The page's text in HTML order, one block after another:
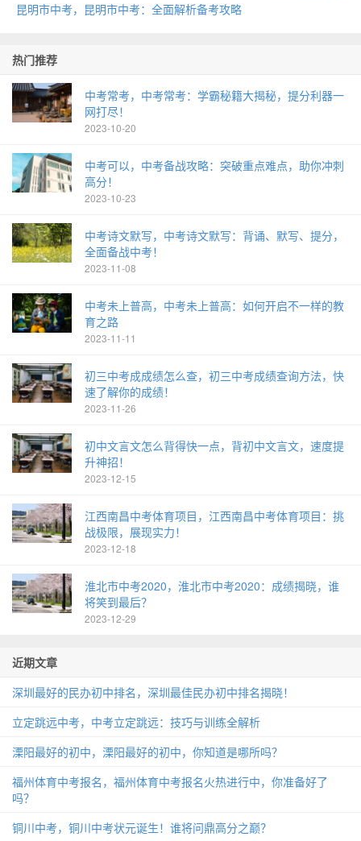
昆明市中考，昆明市中考：全面解析备考攻略
热门推荐
中考常考，中考常考：学霸秘籍大揭秘，提分利器一
网打尽！
2023-10-20
中考可以，中考备战攻略：突破重点难点，助你冲刺
高分！
2023-10-23
中考诗文默写，中考诗文默写：背诵、默写、提分，
全面备战中考！
2023-11-08
中考未上普高，中考未上普高：如何开启不一样的教
育之路
2023-11-11
初三中考成成绩怎么查，初三中考成绩查询方法，快
速了解你的成绩！
2023-11-26
初中文言文怎么背得快一点，背初中文言文，速度提
升神招！
2023-12-15
江西南昌中考体育项目，江西南昌中考体育项目：挑
战极限，展现实力！
2023-12-18
淮北市中考2020，淮北市中考2020：成绩揭晓，谁
将笑到最后？
2023-12-29
近期文章
深圳最好的民办初中排名，深圳最佳民办初中排名揭晓！
立定跳远中考，中考立定跳远：技巧与训练全解析
溧阳最好的初中，溧阳最好的初中，你知道是哪所吗？
福州体育中考报名，福州体育中考报名火热进行中，你准备好了
吗？
铜川中考，铜川中考状元诞生！谁将问鼎高分之巅？